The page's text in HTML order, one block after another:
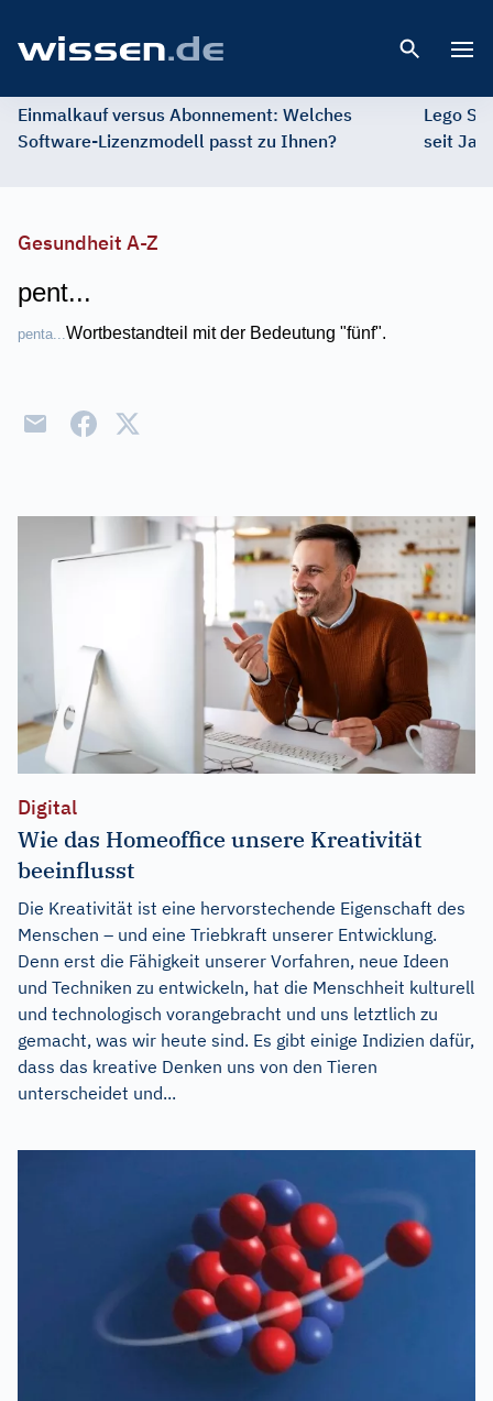
Einmalkauf versus Abonnement: Welches
Software-Lizenzmodell passt zu Ihnen?
Lego
seit
Gesundheit A-Z
pent...
penta...Wortbestandteil mit der Bedeutung "fünf".
Digital
Wie das Homeoffice unsere Kreativität
beeinflusst
Die Kreativität ist eine hervorstechende Eigenschaft des
Menschen – und eine Triebkraft unserer Entwicklung.
Denn erst die Fähigkeit unserer Vorfahren, neue Ideen
und Techniken zu entwickeln, hat die Menschheit kulturell
und technologisch vorangebracht und uns letztlich zu
gemacht, was wir heute sind. Es gibt einige Indizien dafür,
dass das kreative Denken uns von den Tieren
unterscheidet und...